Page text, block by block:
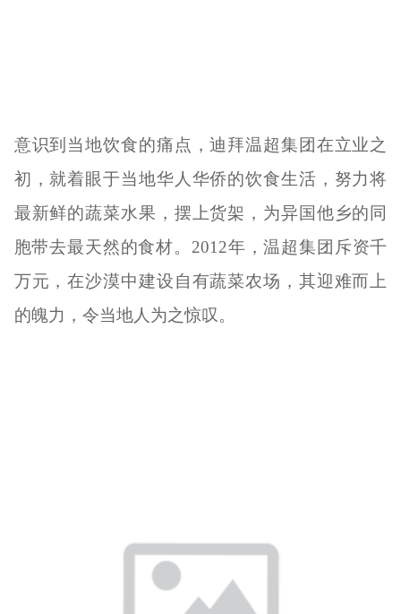
意识到当地饮食的痛点，迪拜温超集团在立业之
初，就着眼于当地华人华侨的饮食生活，努力将
最新鲜的蔬菜水果，摆上货架，为异国他乡的同
胞带去最天然的食材。2012年，温超集团斥资千
万元，在沙漠中建设自有蔬菜农场，其迎难而上
的魄力，令当地人为之惊叹。